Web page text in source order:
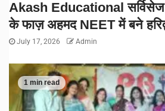
Akash Educational सर्विसेज
के फाज़ अहमद NEET में बने
July 17, 2026 Admin
1 min read